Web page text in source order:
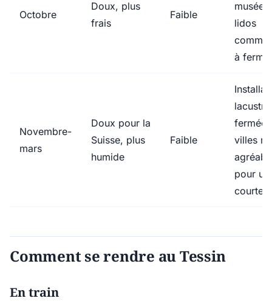
Octobre
Doux, plus
frais
Faible
lidos
à
Novembre-
mars
Doux pour la
Suisse, plus
humide
Faible
villes
pour
courte
Comment se rendre au Tessin
En train